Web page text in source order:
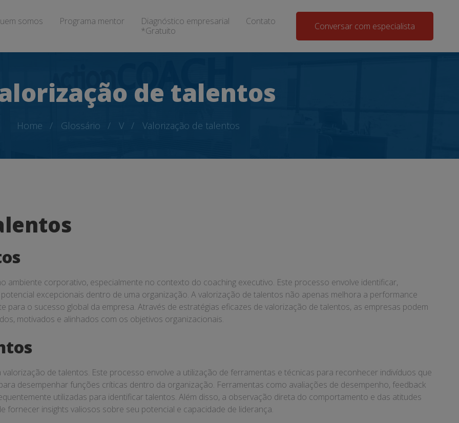
somos Programa mentor
Diagnóstico empresarial
*Gratuito
Contato Conversar com especialista
de talentos
Home Glossário V Valorização de talentos
ambiente corporativo, especialmente no contexto do coaching executivo. Este processo envolve identificar,
excepcionais dentro de uma organização. A valorização de talentos não apenas melhora a performance
para o sucesso global da empresa. Através de estratégias eficazes de valorização de talentos, as empresas podem
motivados e alinhados com os objetivos organizacionais.
de talentos. Este processo envolve a utilização de ferramentas e técnicas para reconhecer indivíduos que
desempenhar funções críticas dentro da organização. Ferramentas como avaliações de desempenho, feedback
utilizadas para identificar talentos. Além disso, a observação direta do comportamento e das atitudes
insights valiosos sobre seu potencial e capacidade de liderança.